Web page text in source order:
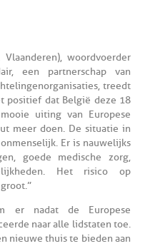
woordvoerder
een partnerschap van
treedt
positief dat België deze 18
uiting van Europese
meer doen. De situatie in
Er is nauwelijks
goede medische zorg,
Het risico op
er nadat de Europese
naar alle lidstaten toe.
nieuwe thuis te bieden aan